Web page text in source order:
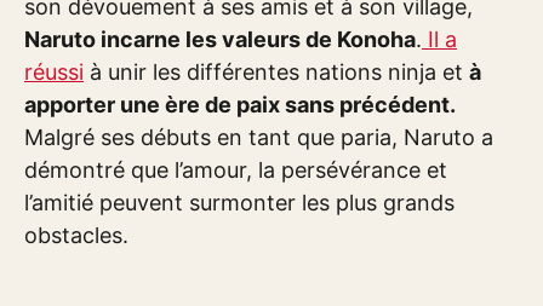
son dévouement à ses amis et à son village,
Naruto incarne les valeurs de Konoha. Il a
réussi à unir les différentes nations ninja et à
apporter une ère de paix sans précédent.
Malgré ses débuts en tant que paria, Naruto a
démontré que l’amour, la persévérance et
l’amitié peuvent surmonter les plus grands
obstacles.